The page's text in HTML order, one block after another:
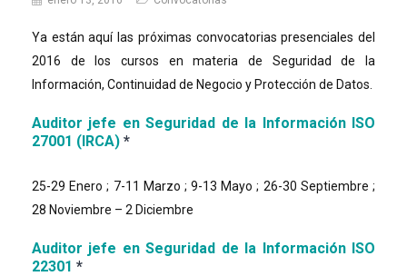
Ya están aquí las próximas convocatorias presenciales del
2016 de los cursos en materia de Seguridad de la
Información, Continuidad de Negocio y Protección de Datos.
Auditor jefe en Seguridad de la Información ISO
27001 (IRCA) *
25-29 Enero ; 7-11 Marzo ; 9-13 Mayo ; 26-30 Septiembre ;
28 Noviembre – 2 Diciembre
Auditor jefe en Seguridad de la Información ISO
22301 *